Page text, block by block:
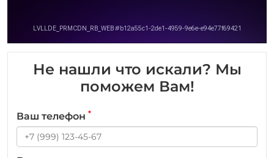
Не нашли что искали? Мы
поможем Вам!
Ваш телефон *